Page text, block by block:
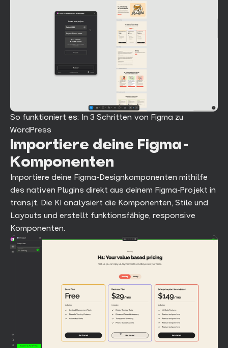
So funktioniert es: In 3 Schritten von Figma zu
WordPress
Importiere deine Figma-
Komponenten
Importiere deine Figma-Designkomponenten mithilfe
des nativen Plugins direkt aus deinem Figma-Projekt in
transjt. Die KI analysiert die Komponenten, Stile und
Layouts und erstellt funktionsfähige, responsive
Komponenten.